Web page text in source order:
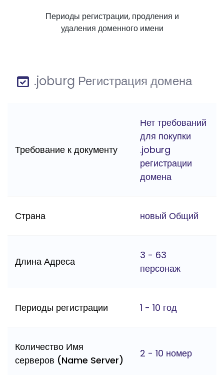
Периоды регистрации, продления и
удаления доменного имени
.joburg Регистрация домена
Требование к документу
Нет требований
для покупки
.joburg
регистрации
домена
Страна новый Общий
Длина Адреса
3 - 63
персонаж
Периоды регистрации 1 - 10 год
Количество Имя
серверов (Name Server)
2 - 10 номер